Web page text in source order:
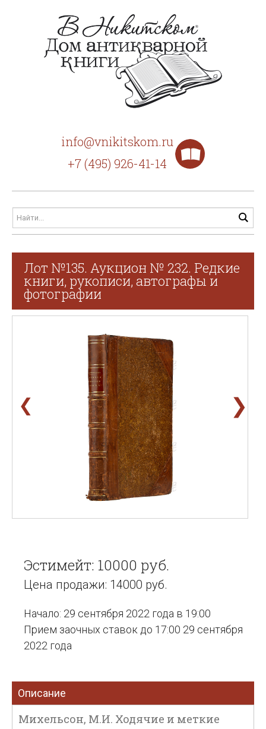
info@vnikitskom.ru
+7 (495) 926-41-14
Лот №135. Аукцион № 232. Редкие
книги, рукописи, автографы и
фотографии
❮ ❯
Эстимейт: 10000 руб.
Цена продажи: 14000 руб.
Начало: 29 сентября 2022 года в 19:00
Прием заочных ставок до 17:00 29 сентября
2022 года
Описание
Михельсон, М.И. Ходячие и меткие